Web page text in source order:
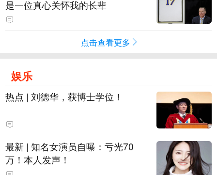
是一位真心关怀我的长辈
点击查看更多
娱乐
热点 | 刘德华，获博士学位！
最新 | 知名女演员自曝：亏光70
万！本人发声！